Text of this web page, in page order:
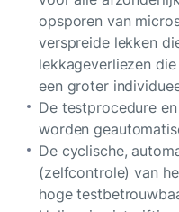
opsporen van
verspreide lekken
lekkageverliezen
een groter
De testprocedure
worden
De cyclische,
(zelfcontrole) van
hoge